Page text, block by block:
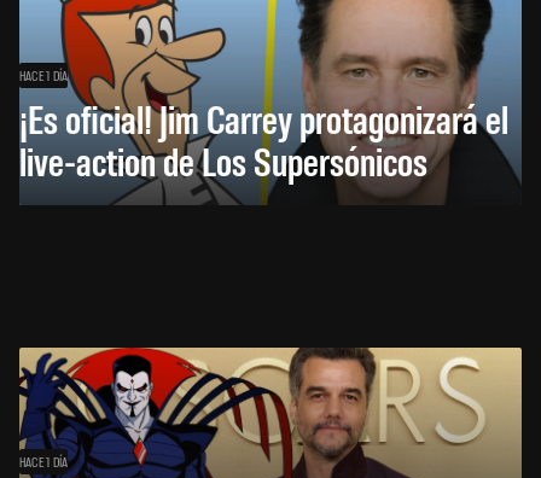
HACE 1 DÍA
¡Es oficial! Jim Carrey protagonizará el
live-action de Los Supersónicos
HACE 1 DÍA